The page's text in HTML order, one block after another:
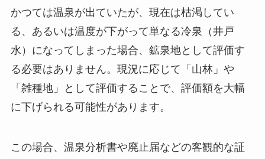
かつては温泉が出ていたが、現在は枯渇してい
る、あるいは温度が下がって単なる冷泉（井戸
水）になってしまった場合、鉱泉地として評価す
る必要はありません。現況に応じて「山林」や
「雑種地」として評価することで、評価額を大幅
に下げられる可能性があります。
この場合、温泉分析書や廃止届などの客観的な証